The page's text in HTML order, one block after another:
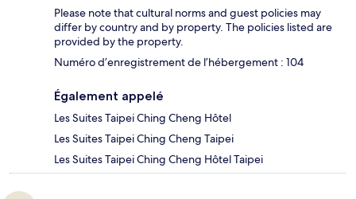
Please note that cultural norms and guest policies may
differ by country and by property. The policies listed are
provided by the property.
Numéro d’enregistrement de l’hébergement : 104
Également appelé
Les Suites Taipei Ching Cheng Hôtel
Les Suites Taipei Ching Cheng Taipei
Les Suites Taipei Ching Cheng Hôtel Taipei